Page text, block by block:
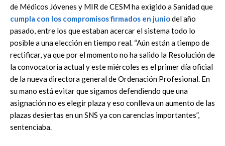
de Médicos Jóvenes y MIR de CESM ha exigido a Sanidad que
cumpla con los compromisos firmados en juniodel año
pasado, entre los que estaban acercar el sistema todo lo
posible a una elección en tiempo real. “Aún están a tiempo de
rectificar, ya que por el momento no ha salido la Resolución de
la convocatoria actual y este miércoles es el primer día oficial
de la nueva directora general de Ordenación Profesional. En
su mano está evitar que sigamos defendiendo que una
asignación no es elegir plaza y eso conlleva un aumento de las
plazas desiertas en un SNS ya con carencias importantes”,
sentenciaba.